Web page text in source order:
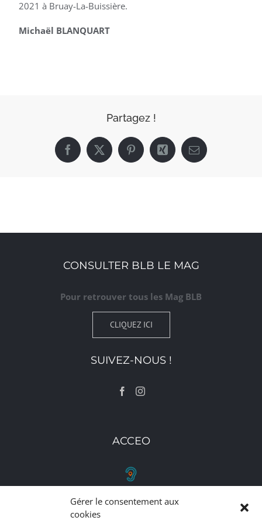
Gérer le consentement aux
cookies
2021 à Bruay-La-Buissière.
Michaël BLANQUART
Partagez !
Facebook
X PinterestXing Email
CONSULTER BLB LE MAG
Pour retrouver tous les Mag BLB
CLIQUEZ ICI
SUIVEZ-NOUS !
ACCEO
RETROUVEZ-NOUS